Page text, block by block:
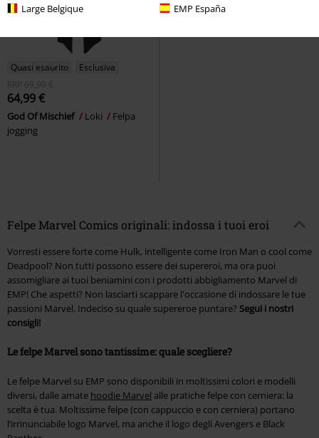
Large Belgique EMP España
Quasi esaurito
Esclusiva
RRP
69,99 €
64,99 €
God Of Mischief Loki
Felpa
jogging
Felpe Marvel Comics originali: indossa i tuoi eroi
Vorresti essere forte come Hulk, intelligente come Iron Man o cool come
Deadpool? Non tutti possono essere dei supereroi, ma ora puoi
assomigliare ai tuoi beniamini con i prodotti abbigliamento Marvel di
EMP! Che aspetti? Non lasciarti scappare l'occasione di indossare le tue
passioni Marvel. Indeciso su quale supereroe puntare? Segui i nostri
consigli!
Le felpe Marvel sono tantissime: quale scegliere?
Le felpe Marvel su EMP sono disponibili in moltissimi colori e modelli
diversi, dalle amate hoodie Marvel alle pratiche felpe con cerniera: la
scelta è tua. Moltissime felpe (con cappuccio e con cerniera) portano
l’irrinunciabile logo Marvel, ma anche il logo degli Avengers e Black